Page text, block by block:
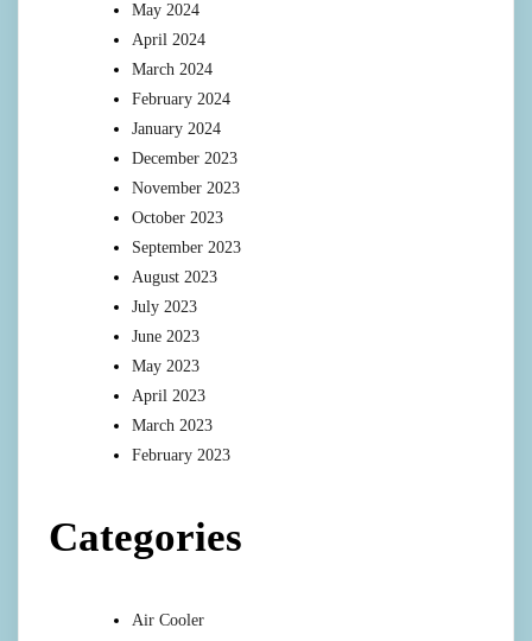
May 2024
April 2024
March 2024
February 2024
January 2024
December 2023
November 2023
October 2023
September 2023
August 2023
July 2023
June 2023
May 2023
April 2023
March 2023
February 2023
Categories
Air Cooler